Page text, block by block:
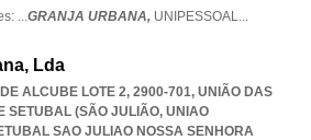
...GRANJA URBANA, UNIPESSOAL...
Lda
ALCUBE LOTE 2, 2900-701, UNIÃO DAS
SETUBAL (SÃO JULIÃO, UNIAO
SAO JULIAO NOSSA SENHORA